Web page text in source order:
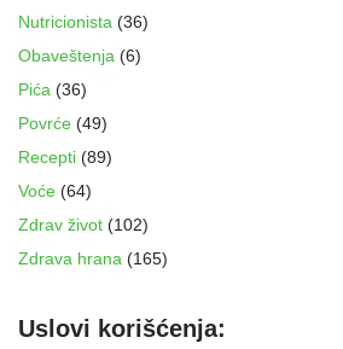
Nutricionista (36)
Obaveštenja (6)
Pića (36)
Povrće (49)
Recepti (89)
Voće (64)
Zdrav život (102)
Zdrava hrana (165)
Uslovi korišćenja: